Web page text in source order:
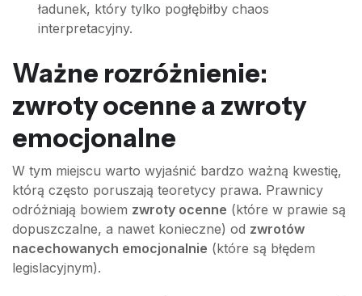
ładunek, który tylko pogłębiłby chaos
interpretacyjny.
Ważne rozróżnienie:
zwroty ocenne a zwroty
emocjonalne
W tym miejscu warto wyjaśnić bardzo ważną kwestię,
którą często poruszają teoretycy prawa. Prawnicy
odróżniają bowiem zwroty ocenne (które w prawie są
dopuszczalne, a nawet konieczne) od zwrotów
nacechowanych emocjonalnie (które są błędem
legislacyjnym).